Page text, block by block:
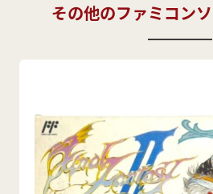
その他のファミコン